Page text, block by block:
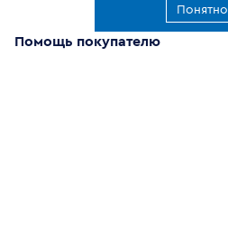
Понятно
Помощь покупателю